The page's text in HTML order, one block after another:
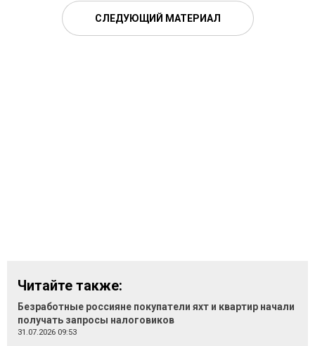
СЛЕДУЮЩИЙ МАТЕРИАЛ
Читайте также:
Безработные россияне покупатели яхт и квартир начали
получать запросы налоговиков
31.07.2026 09:53